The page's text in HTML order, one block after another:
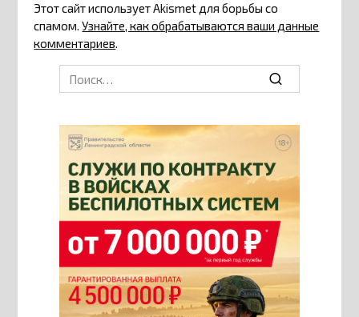
Этот сайт использует Akismet для борьбы со
спамом.Узнайте, как обрабатываются ваши данные
комментариев.
Search
for: